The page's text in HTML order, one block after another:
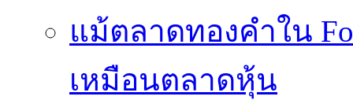
แม้ตลาดทองคำใน
เหมือนตลาดหุ้น